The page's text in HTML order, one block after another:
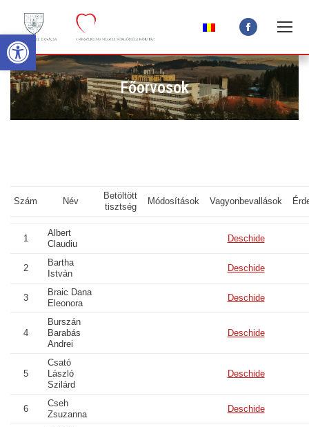
Open toolbar
Facebook
page
opens
in
new
Főorvosok
Szám Név
Betöltött
tisztség
Módosítások Vagyonbevallások
1
Albert
Claudiu
Deschide
2
Bartha
István
Deschide
3
Braic Dana
Eleonora
Deschide
4
Burszán
Barabás
Andrei
Deschide
5
Csató
László
Szilárd
Deschide
6
Cseh
Zsuzanna
Deschide